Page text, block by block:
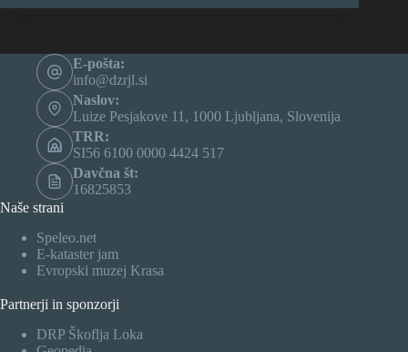
E-pošta:
info@dzrjl.si
Naslov:
Luize Pesjakove 11, 1000 Ljubljana, Slovenija
TRR:
SI56 6100 0000 4424 517
Davčna št:
16825853
Naše strani
Speleo.net
E-kataster jam
Evropski muzej Krasa
Partnerji in sponzorji
DRP Škoflja Loka